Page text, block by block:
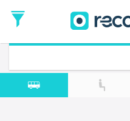
de
Ida
Vuelta (opcional)
Fecha
de